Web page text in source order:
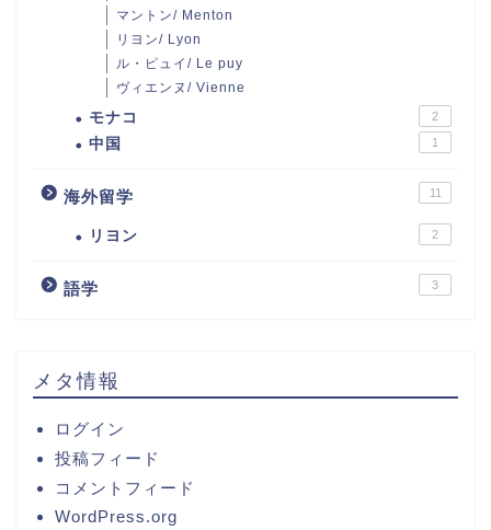
マントン/ Menton
リヨン/ Lyon
ル・ピュイ/ Le puy
ヴィエンヌ/ Vienne
モナコ 2
中国 1
海外留学 11
リヨン 2
語学 3
メタ情報
ログイン
投稿フィード
コメントフィード
WordPress.org